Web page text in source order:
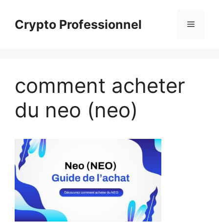
contenuCrypto Professionnel Menu
comment acheter
du neo (neo)